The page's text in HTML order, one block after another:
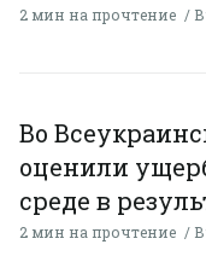
2 мин на прочтение
Во
оценили
среде в
2 мин на прочтение